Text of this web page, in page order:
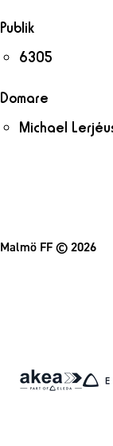
Publik
6305
Domare
Michael
Malmö FF© 2026